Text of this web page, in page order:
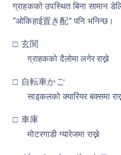
ग्राहकको उपस्थित बिना सामान
“ओकिहाई置き配” पनि भनिन्छ।
□ 玄関
ग्राहकको दैलोमा लगेर राख्ने
□ 自転車かご
साइकलको क्यारियर बक्समा
□ 車庫
मोटरगाडी ग्यारेजमा राख्ने